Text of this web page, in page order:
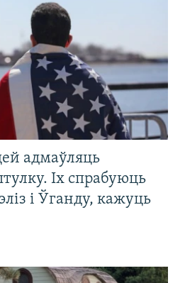
адмаўляць
Іх спрабуюць
і Ўганду, кажуць